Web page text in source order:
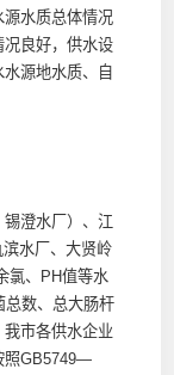
源水质总体情况
况良好，供水设
源地水质、自
澄水厂）、江
水厂、大贤岭
氯、PH值等水
总数、总大肠杆
市各供水企业
照GB5749—